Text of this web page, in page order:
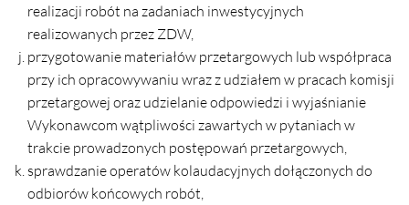
realizacji robót na zadaniach inwestycyjnych
realizowanych przez ZDW,
przygotowanie materiałów przetargowych lub współpraca
przy ich opracowywaniu wraz z udziałem w pracach komisji
przetargowej oraz udzielanie odpowiedzi i wyjaśnianie
Wykonawcom wątpliwości zawartych w pytaniach w
trakcie prowadzonych postępowań przetargowych,
sprawdzanie operatów kolaudacyjnych dołączonych do
odbiorów końcowych robót,